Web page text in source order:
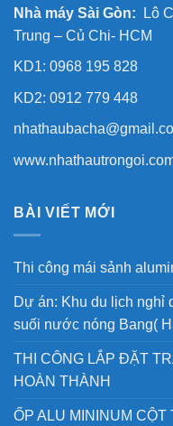
Nhà máy Sài Gòn: Lô
Trung – Củ Chi- HCM
KD1: 0968 195 828
KD2: 0912 779 448
BÀI VIẾT MỚI
Thi công mái sảnh
Dự án: Khu du lịch nghỉ
suối nước nóng Bang(
THI CÔNG LẮP ĐẶT
HOÀN THÀNH
ỐP ALU MININUM